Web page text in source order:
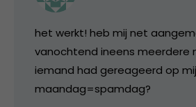
het werkt! heb mij net
vanochtend ineens meerdere
iemand had gereageerd op
maandag=spamdag?